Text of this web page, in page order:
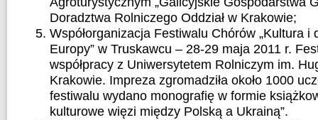
Doradztwa Rolniczego Oddział w Krakowie;
Współorganizacja Festiwalu Chórów „Kultura
Europy” w Truskawcu – 28-29 maja 2011 r.
współpracy z Uniwersytetem Rolniczym im.
Krakowie. Impreza zgromadziła około 1000
festiwalu wydano monografię w formie
kulturowe więzi między Polską a Ukrainą”.